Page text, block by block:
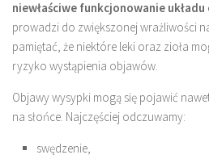
niewłaściwe funkcjonowanie
prowadzi do zwiększonej wrażliwości
pamiętać, że niektóre leki oraz zioła
ryzyko wystąpienia objawów.
Objawy wysypki mogą się pojawić
na słońce. Najczęściej odczuwamy:
swędzenie,